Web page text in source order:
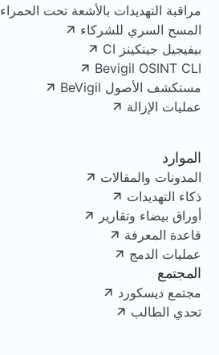
مراقبة التهديدات بالأشعة تحت الحمراء
المسح السري للشركاء
بيفيجيل جينكينز CI
Bevigil OSINT CLI
مستكشف الأصول BeVigil
عمليات الإزالة
الموارد
المدونات والمقالات
ذكاء التهديدات
أوراق بيضاء وتقارير
قاعدة المعرفة
عمليات الدمج
المجتمع
مجتمع ديسكورد
تحدي الطالب